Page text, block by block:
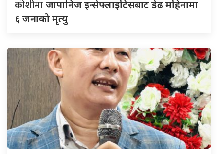
कोशीमाजापानिज इन्सेफ्लाइटिसबाट डेढ महिनामा
६ जनाको मृत्यु